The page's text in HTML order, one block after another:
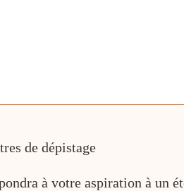
de dépistage
à votre aspiration à un